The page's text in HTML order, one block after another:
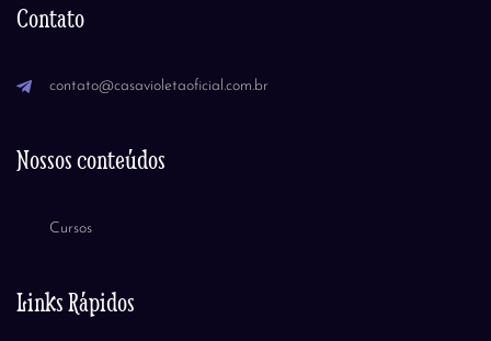
Contato
contato@casavioletaoficial.com.br
Nossos conteúdos
Cursos
Links Rápidos